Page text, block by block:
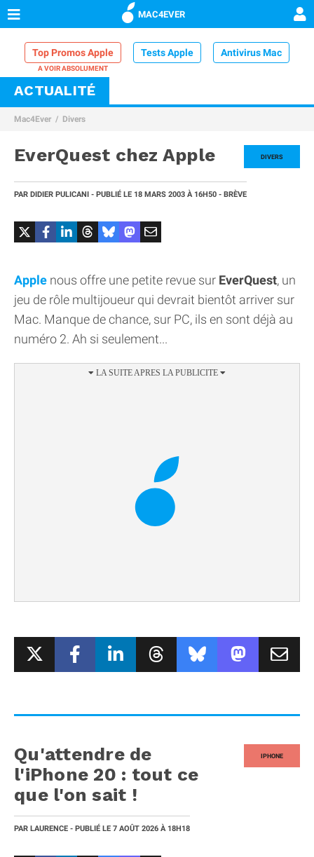
MAC4EVER
Top Promos Apple Tests Apple Antivirus Mac
VPN Mac
Comparatif iPhone
ACTUALITÉ
Mac4Ever Divers
DIVERS
EverQuest chez Apple
PAR DIDIER PULICANI - PUBLIÉ LE 18 MARS 2003 À 16H50 - BRÈVE
Apple nous offre une petite revue sur EverQuest, un
jeu de rôle multijoueur qui devrait bientôt arriver sur
Mac. Manque de chance, sur PC, ils en sont déjà au
numéro 2. Ah si seulement...
IPHONE
Qu'attendre de
l'iPhone 20 : tout ce
que l'on sait !
PAR LAURENCE - PUBLIÉ LE 7 AOÛT 2026 À 18H18